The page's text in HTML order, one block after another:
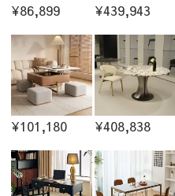
¥86,899 ¥439,943
¥101,180 ¥408,838